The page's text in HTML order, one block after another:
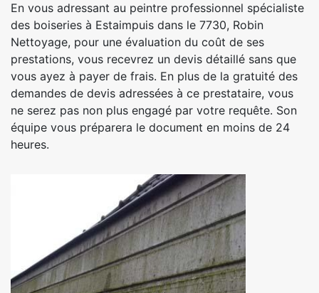
En vous adressant au peintre professionnel spécialiste
des boiseries à Estaimpuis dans le 7730, Robin
Nettoyage, pour une évaluation du coût de ses
prestations, vous recevrez un devis détaillé sans que
vous ayez à payer de frais. En plus de la gratuité des
demandes de devis adressées à ce prestataire, vous
ne serez pas non plus engagé par votre requête. Son
équipe vous préparera le document en moins de 24
heures.